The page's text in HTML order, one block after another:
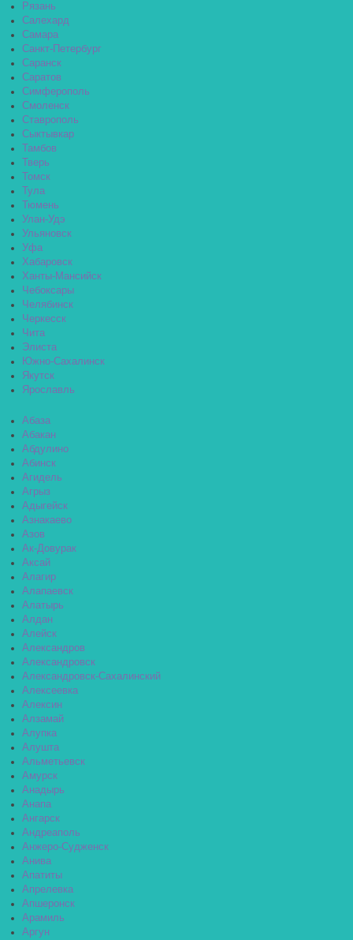
Рязань
Салехард
Самара
Санкт-Петербург
Саранск
Саратов
Симферополь
Смоленск
Ставрополь
Сыктывкар
Тамбов
Тверь
Томск
Тула
Тюмень
Улан-Удэ
Ульяновск
Уфа
Хабаровск
Ханты-Мансийск
Чебоксары
Челябинск
Черкесск
Чита
Элиста
Южно-Сахалинск
Якутск
Ярославль
Абаза
Абакан
Абдулино
Абинск
Агидель
Агрыз
Адыгейск
Азнакаево
Азов
Ак-Довурак
Аксай
Алагир
Алапаевск
Алатырь
Алдан
Алейск
Александров
Александровск
Александровск-Сахалинский
Алексеевка
Алексин
Алзамай
Алупка
Алушта
Альметьевск
Амурск
Анадырь
Анапа
Ангарск
Андреаполь
Анжеро-Судженск
Анива
Апатиты
Апрелевка
Апшеронск
Арамиль
Аргун